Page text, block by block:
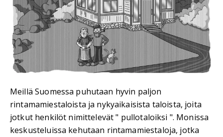
Meillä Suomessa puhutaan hyvin paljon
rintamamiestaloista ja nykyaikaisista taloista, joita
jotkut henkilöt nimittelevät " pullotaloiksi ". Monissa
keskusteluissa kehutaan rintamamiestaloja, jotka